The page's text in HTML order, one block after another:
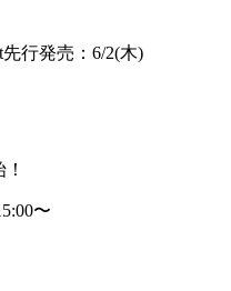
先行発売： 6/2(木)
〜